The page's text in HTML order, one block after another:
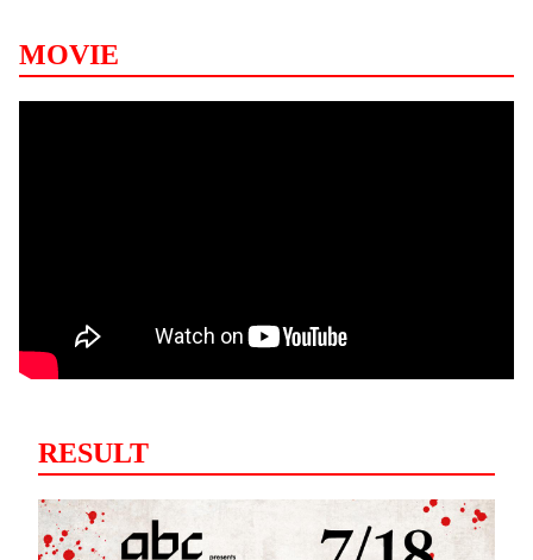
MOVIE
RESULT